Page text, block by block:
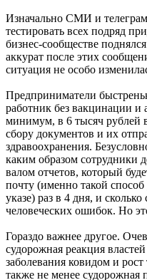
Изначально СМИ и
тестировать всех подряд
бизнес-сообществе
аккурат после этих
ситуация не особо
Предприниматели
работник без вакцинации и
минимум, в 6 тысяч рублей
сбору документов и их
здравоохранения.
каким образом сотрудники
валом отчетов, который
почту (именно такой
указе) раз в 4 дня, и
человеческих ошибок. Но
Гораздо важнее другое.
судорожная реакция
заболевания ковидом и рост
также не менее судорожная